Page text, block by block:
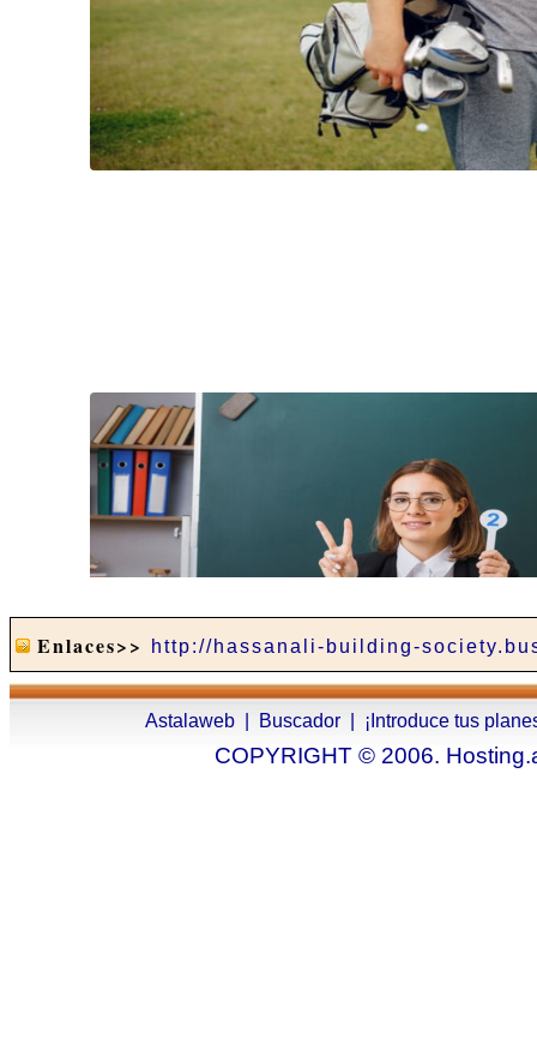
Enlaces>> http://hassanali-building-
Astalaweb Buscador ¡Introduce tus
COPYRIGHT © 2006.